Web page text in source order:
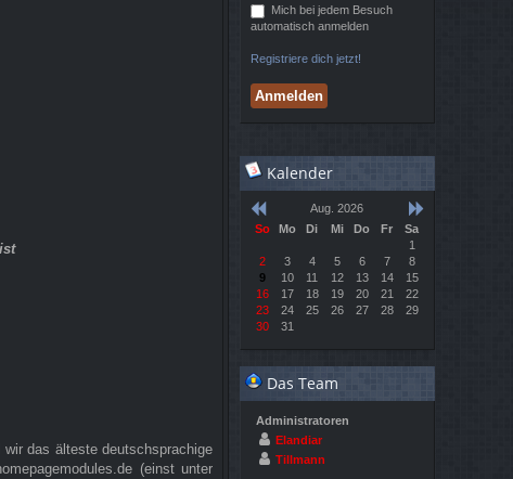
das älteste deutschsprachige
(einst unter
Mich bei jedem Besuch
automatisch anmelden
Registriere dich jetzt!
Kalender
Aug. 2026
So
Mo Di Mi Do Fr
Sa
1
2
3 4 5 6 7
8
9
10 11 12 13 14
15
16
17 18 19 20 21
22
23
24 25 26 27 28
29
30
31
Das Team
Administratoren
Elandiar
Tillmann